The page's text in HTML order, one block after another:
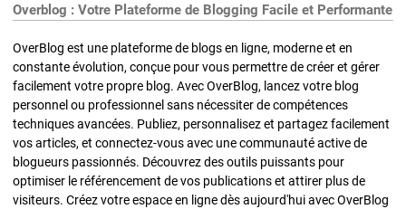
Overblog : Votre Plateforme de Blogging Facile et Performante
OverBlog est une plateforme de blogs en ligne, moderne et en
constante évolution, conçue pour vous permettre de créer et gérer
facilement votre propre blog. Avec OverBlog, lancez votre blog
personnel ou professionnel sans nécessiter de compétences
techniques avancées. Publiez, personnalisez et partagez facilement
vos articles, et connectez-vous avec une communauté active de
blogueurs passionnés. Découvrez des outils puissants pour
optimiser le référencement de vos publications et attirer plus de
visiteurs. Créez votre espace en ligne dès aujourd'hui avec OverBlog